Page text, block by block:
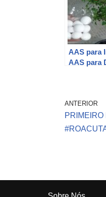
AAS para
AAS para
ANTERIOR